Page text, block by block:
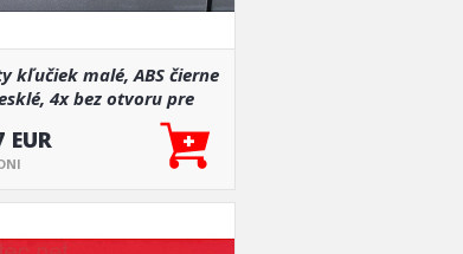
kľučiek malé, ABS čierne
4x bez otvoru pre
EUR